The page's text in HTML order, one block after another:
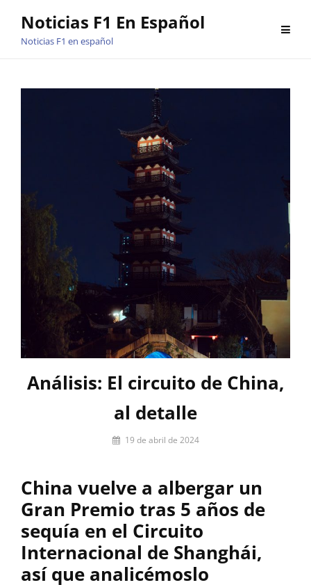
Noticias F1 En Español
Noticias F1 en español
Análisis: El circuito de China,
al detalle
Por
Paquet
19 de abril de 2024
China vuelve a albergar un
Gran Premio tras 5 años de
sequía en el Circuito
Internacional de Shanghái,
así que analicémoslo